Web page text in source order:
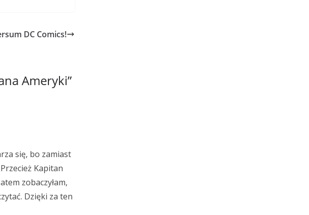
DC Comics!
Ameryki”
się, bo zamiast
Kapitan
zobaczyłam,
Dzięki za ten